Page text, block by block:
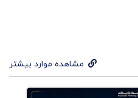
برای بازارهای
آن ها برای کمک گرفتن
مشاهده موارد بیشتر